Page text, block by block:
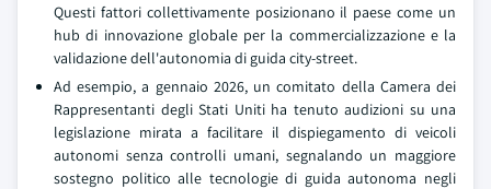
Questi fattori collettivamente posizionano il paese come un
hub di innovazione globale per la commercializzazione e la
validazione dell'autonomia di guida city-street.
Ad esempio, a gennaio 2026, un comitato della Camera dei
Rappresentanti degli Stati Uniti ha tenuto audizioni su una
legislazione mirata a facilitare il dispiegamento di veicoli
autonomi senza controlli umani, segnalando un maggiore
sostegno politico alle tecnologie di guida autonoma negli